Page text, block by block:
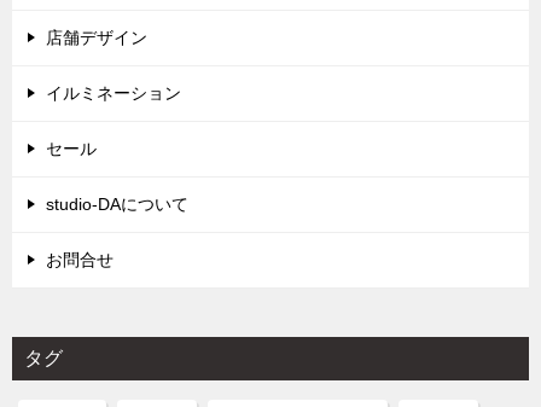
店舗デザイン
イルミネーション
セール
studio-DAについて
お問合せ
タグ